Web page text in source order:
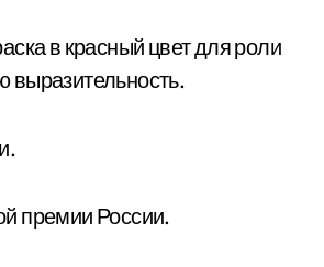
в красный цвет для роли
выразительность.
премии России.